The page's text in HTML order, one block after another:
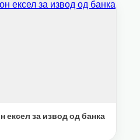
ексел за извод од банка